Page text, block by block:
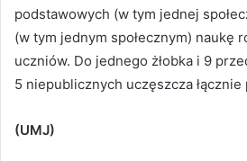
podstawowych (w tym jednej
(w tym jednym społecznym) naukę
uczniów. Do jednego żłobka i 9
5 niepublicznych uczęszcza łącznie
(UMJ)